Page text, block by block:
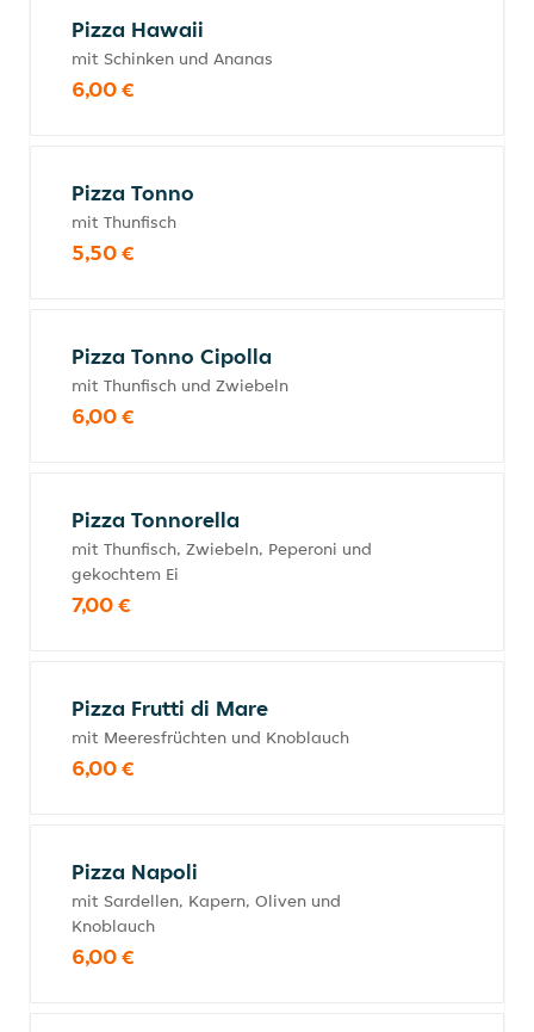
Pizza Hawaii
mit Schinken und Ananas
6,00 €
Pizza Tonno
mit Thunfisch
5,50 €
Pizza Tonno Cipolla
mit Thunfisch und Zwiebeln
6,00 €
Pizza Tonnorella
mit Thunfisch, Zwiebeln, Peperoni und
gekochtem Ei
7,00 €
Pizza Frutti di Mare
mit Meeresfrüchten und Knoblauch
6,00 €
Pizza Napoli
mit Sardellen, Kapern, Oliven und
Knoblauch
6,00 €